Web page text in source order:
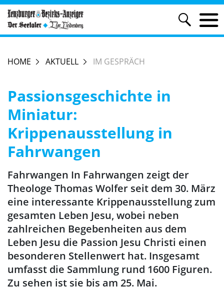
HOME AKTUELL IM GESPRÄCH
Passionsgeschichte in
Miniatur:
Krippenausstellung in
Fahrwangen
Fahrwangen In Fahrwangen zeigt der
Theologe Thomas Wolfer seit dem 30. März
eine interessante Krippenausstellung zum
gesamten Leben Jesu, wobei neben
zahlreichen Begebenheiten aus dem
Leben Jesu die Passion Jesu Christi einen
besonderen Stellenwert hat. Insgesamt
umfasst die Sammlung rund 1600 Figuren.
Zu sehen ist sie bis am 25. Mai.